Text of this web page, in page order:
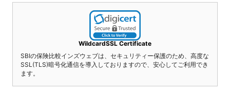
WildcardSSL Certificate
SBIの保険比較インズウェブは、セキュリティー保護のため、高度な
SSL(TLS)暗号化通信を導入しておりますので、安心してご利用でき
ます。